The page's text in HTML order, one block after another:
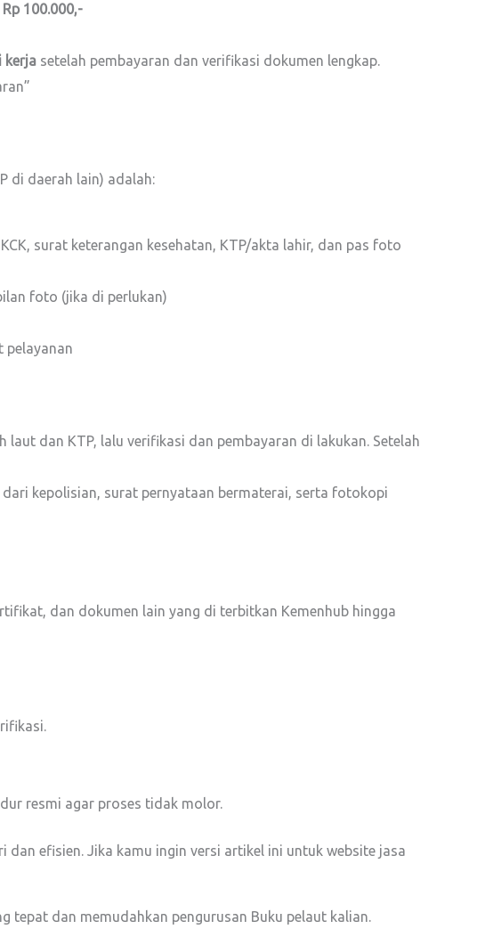
Rp 100.000,-
kerja setelah pembayaran dan verifikasi dokumen lengkap.
di daerah lain) adalah:
surat keterangan kesehatan, KTP/akta lahir, dan pas foto
foto (jika di perlukan)
pelayanan
dan KTP, lalu verifikasi dan pembayaran di lakukan. Setelah
kepolisian, surat pernyataan bermaterai, serta fotokopi
dan dokumen lain yang di terbitkan Kemenhub hingga
resmi agar proses tidak molor.
dan efisien. Jika kamu ingin versi artikel ini untuk website jasa
tepat dan memudahkan pengurusan Buku pelaut kalian.